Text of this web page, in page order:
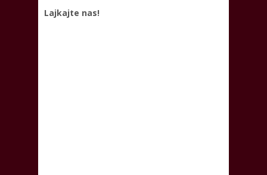
Lajkajte nas!